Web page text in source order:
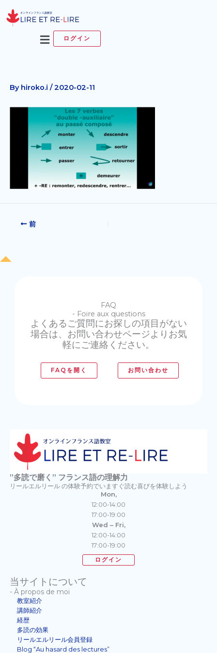
容
メ
ニ
ログイン
By hiroko.i /2020-02-11
前
FAQ
- Foire aux questions
よくあるご質問にお探しの項目がない
場合は、お問い合わせページよりお気
軽にご連絡ください。
FAQを開く お問い合わせ
”多読で磨く” フランス語の理解力
リールエルリール の体験予約でいますぐ読む喜びを体験しよう
Mon,
12:00-14:00
17:00-19:00
Wed – Fri,
12:00-14:00
17:00-19:00
ログイン
当サイトについて
- À propos de moi
教室紹介
講師紹介
経歴
多読の効果
リールエルリール会員登録
Blog “Au hasard des lectures”